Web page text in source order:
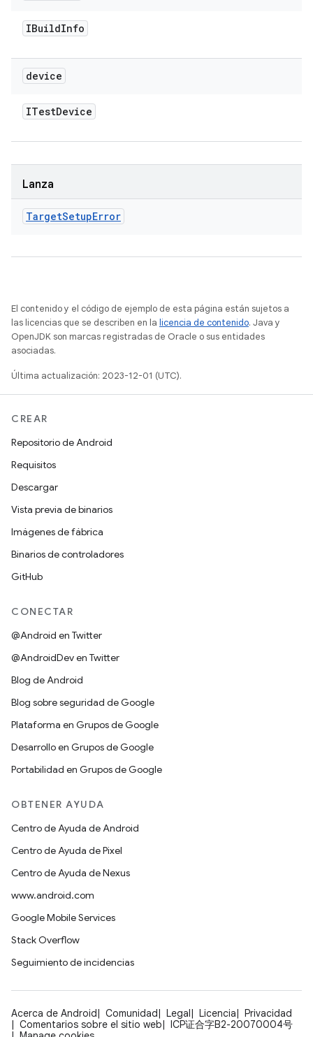
IBuildInfo
device
ITestDevice
Lanza
TargetSetupError
El contenido y el código de ejemplo de esta página están sujetos a
las licencias que se describen en la licencia de contenido. Java y
OpenJDK son marcas registradas de Oracle o sus entidades
asociadas.
Última actualización: 2023-12-01 (UTC).
CREAR
Repositorio de Android
Requisitos
Descargar
Vista previa de binarios
Imágenes de fábrica
Binarios de controladores
GitHub
CONECTAR
@Android en Twitter
@AndroidDev en Twitter
Blog de Android
Blog sobre seguridad de Google
Plataforma en Grupos de Google
Desarrollo en Grupos de Google
Portabilidad en Grupos de Google
OBTENER AYUDA
Centro de Ayuda de Android
Centro de Ayuda de Pixel
Centro de Ayuda de Nexus
www.android.com
Google Mobile Services
Stack Overflow
Seguimiento de incidencias
Acerca de Android Comunidad Legal Licencia
Privacidad
Comentarios sobre el sitio web
ICP证合字B2-20070004号